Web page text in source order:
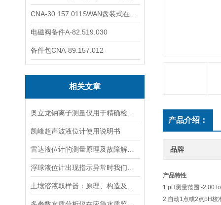
电磁阀备件A-82.519.030
备件包CNA-89.157.012
相关文章
凯峰超声波液位计使用说明书
产品介绍：
品牌
产品特性
1.pH测量范围 -2.00
2.自动1点或2点pH校